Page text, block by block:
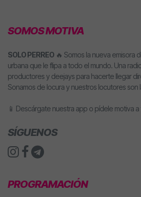
SOMOS MOTIVA
SOLO PERREO 🔥 Somos la nueva emisora
urbana que le flipa a todo el mundo. Una
productores y deejays para hacerte llegar
Sonamos de locura y nuestros locutores son
📱 Descárgate nuestra app o pídele motiva
SÍGUENOS
PROGRAMACIÓN